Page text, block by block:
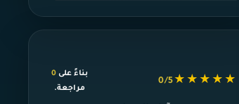
★★★★★
0/5
بناءً على 0
مراجعة.